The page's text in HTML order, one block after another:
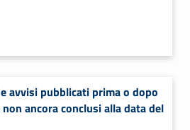
avvisi pubblicati prima o dopo
ancora conclusi alla data del